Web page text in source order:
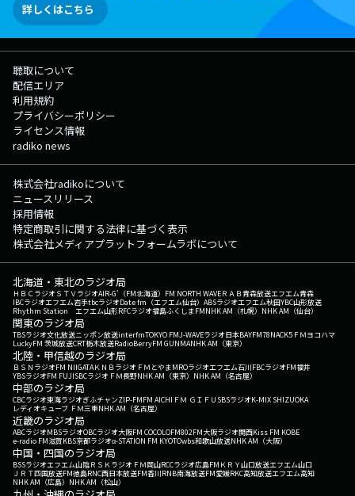
詳しくはこちら
聴取について
配信エリア
利用規約
プライバシーポリシー
ライセンス情報
radiko news
株式会社radikoについて
ニュースリリース
採用情報
特定商取引に関する法律に基づく表示
株式会社メディアプラットフォームラボについて
北海道・東北のラジオ局
ＨＢＣラジオＳＴＶラジオAIR-G'（FM北海道） FM NORTH WAVEＲＡＢ青森放送エフエム青森
IBCラジオエフエム岩手tbcラジオDate fm（エフエム仙台） ABSラジオエフエム秋田YBC山形放送
Rhythm Station エフエム山形RFCラジオ福島ふくしまFMNHK AM（札幌） NHK AM（仙台）
関東のラジオ局
TBSラジオ文化放送ニッポン放送interfmTOKYO FMJ-WAVEラジオ日本BAYFM78NACK5 ＦＭヨコハマ
LuckyFM 茨城放送CRT栃木放送RadioBerryFM GUNMANHK AM（東京）
北陸・甲信越のラジオ局
ＢＳＮラジオFM NIIGATAＫＮＢラジオ ＦＭとやまMROラジオエフエム石川FBCラジオFM福井
YBSラジオFM FUJISBCラジオ ＦＭ長野NHK AM（東京） NHK AM（名古屋）
中部のラジオ局
CBCラジオ東海ラジオぎふチャンZIP-FMFM AICHI ＦＭ ＧＩＦＵ SBSラジオK-MIX SHIZUOKA
レディオキューブ ＦＭ三重NHK AM（名古屋）
近畿のラジオ局
ABCラジオMBSラジオOBCラジオ大阪FM COCOLOFM802FM大阪ラジオ関西Kiss FM KOBE
e-radio FM滋賀KBS京都ラジオα-STATION FM KYOTOwbs和歌山放送NHK AM（大阪）
中国・四国のラジオ局
BSSラジオエフエム山陰ＲＳＫラジオ ＦＭ岡山RCCラジオ広島FM ＫＲＹ山口放送エフエム山口
ＪＲＴ四国放送FM徳島RNC西日本放送FM香川RNB南海放送FM愛媛RKC高知放送エフエム高知
NHK AM（広島） NHK AM（松山）